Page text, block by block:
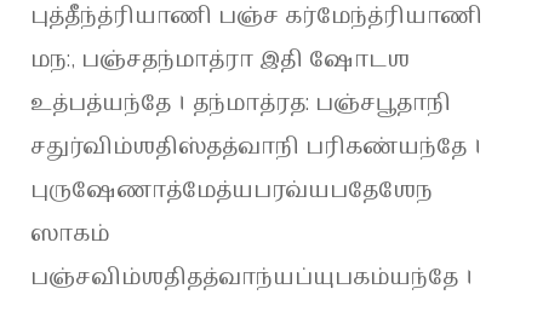
புத்தீந்த்ரியாணி பஞ்ச கர்மேந்த்ரியாணி
மந:, பஞ்சதந்மாத்ரா இதி ஷோடஶ
உத்பத்யந்தே । தந்மாத்ரத: பஞ்சபூதாநி
சதுர்விம்ஶதிஸ்தத்வாநி பரிகண்யந்தே ।
புருஷேணாத்மேத்யபரவ்யபதேஶேந
ஸாகம்
பஞ்சவிம்ஶதிதத்வாந்யப்யுபகம்யந்தே ।